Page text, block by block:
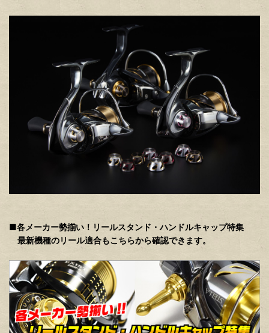
■各メーカー勢揃い！リールスタンド・ハンドルキャップ特集
最新機種のリール適合もこちらから確認できます。